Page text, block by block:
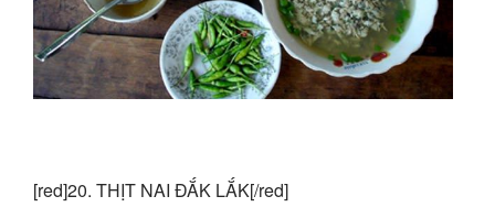
[red]20. THỊT NAI ĐẮK LẮK[/red]